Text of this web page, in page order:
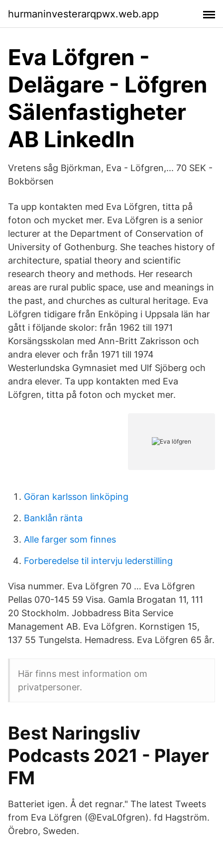
hurmaninvesterarqpwx.web.app
Eva Löfgren -
Delägare - Löfgren
Sälenfastigheter
AB LinkedIn
Vretens såg Björkman, Eva - Löfgren,... 70 SEK -
Bokbörsen
Ta upp kontakten med Eva Löfgren, titta på
foton och mycket mer. Eva Löfgren is a senior
lecturer at the Department of Conservation of
University of Gothenburg. She teaches history of
architecture, spatial theory and scientific
research theory and methods. Her research
areas are rural public space, use and meanings in
the past, and churches as cultural heritage. Eva
Löfgren tidigare från Enköping i Uppsala län har
gått i följande skolor: från 1962 till 1971
Korsängsskolan med Ann-Britt Zakrisson och
andra elever och från 1971 till 1974
Westerlundska Gymnasiet med Ulf Sjöberg och
andra elever. Ta upp kontakten med Eva
Löfgren, titta på foton och mycket mer.
Göran karlsson linköping
Banklån ränta
Alle farger som finnes
Forberedelse til intervju lederstilling
Visa nummer. Eva Löfgren 70 … Eva Löfgren
Pellas 070-145 59 Visa. Gamla Brogatan 11, 111
20 Stockholm. Jobbadress Bita Service
Management AB. Eva Löfgren. Kornstigen 15,
137 55 Tungelsta. Hemadress. Eva Löfgren 65 år.
Här finns mest information om
privatpersoner.
Best Naringsliv
Podcasts 2021 - Player
FM
Batteriet igen. Å det regnar." The latest Tweets
from Eva Löfgren (@EvaL0fgren). fd Hagström.
Örebro, Sweden.